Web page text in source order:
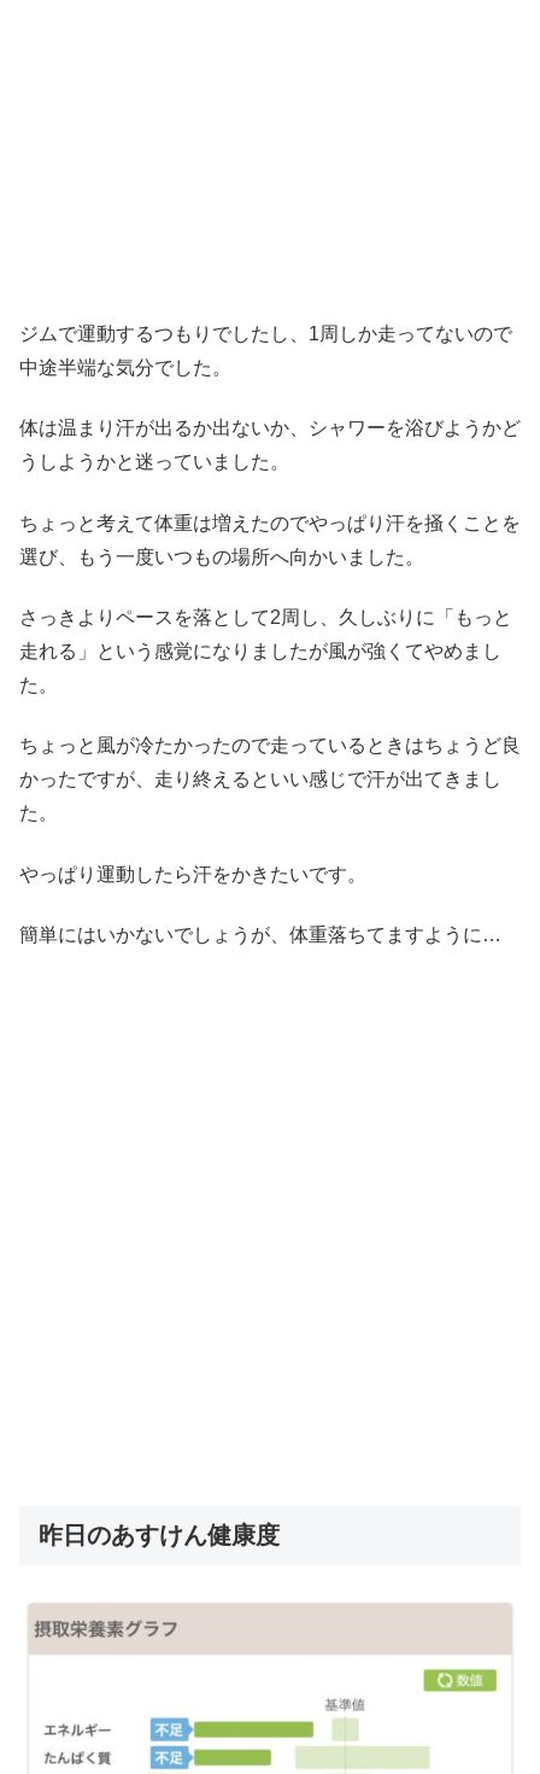
ジムで運動するつもりでしたし、1周しか走ってないので
中途半端な気分でした。
体は温まり汗が出るか出ないか、シャワーを浴びようかど
うしようかと迷っていました。
ちょっと考えて体重は増えたのでやっぱり汗を掻くことを
選び、もう一度いつもの場所へ向かいました。
さっきよりペースを落として2周し、久しぶりに「もっと
走れる」という感覚になりましたが風が強くてやめまし
た。
ちょっと風が冷たかったので走っているときはちょうど良
かったですが、走り終えるといい感じで汗が出てきまし
た。
やっぱり運動したら汗をかきたいです。
簡単にはいかないでしょうが、体重落ちてますように…
昨日のあすけん健康度